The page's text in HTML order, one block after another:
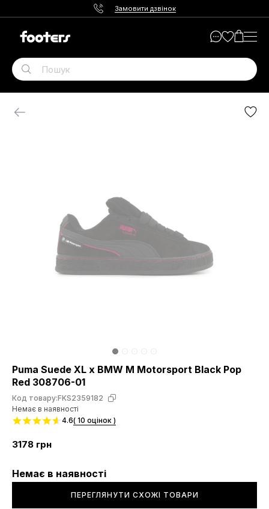
Замовити дзвінок
Puma Suede XL x BMW M Motorsport Black Pop
Red 308706-01
Код товару:FKS2359182
Немає в наявності
4.6( 10 оцінок )
3178 грн
Немає в наявності
ПЕРЕГЛЯНУТИ СХОЖІ ТОВАРИ